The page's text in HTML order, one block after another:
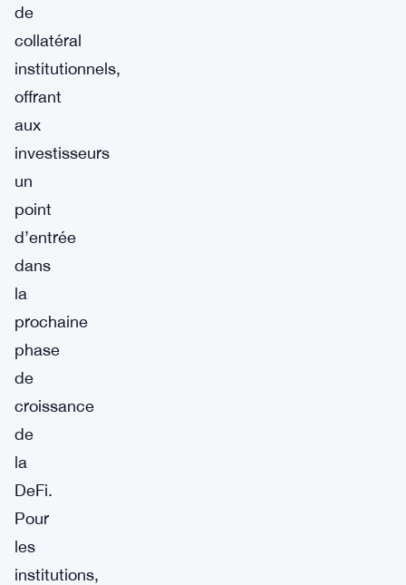
de
collatéral
institutionnels,
offrant
aux
investisseurs
un
point
d’entrée
dans
la
prochaine
phase
de
croissance
de
la
DeFi.
Pour
les
institutions,